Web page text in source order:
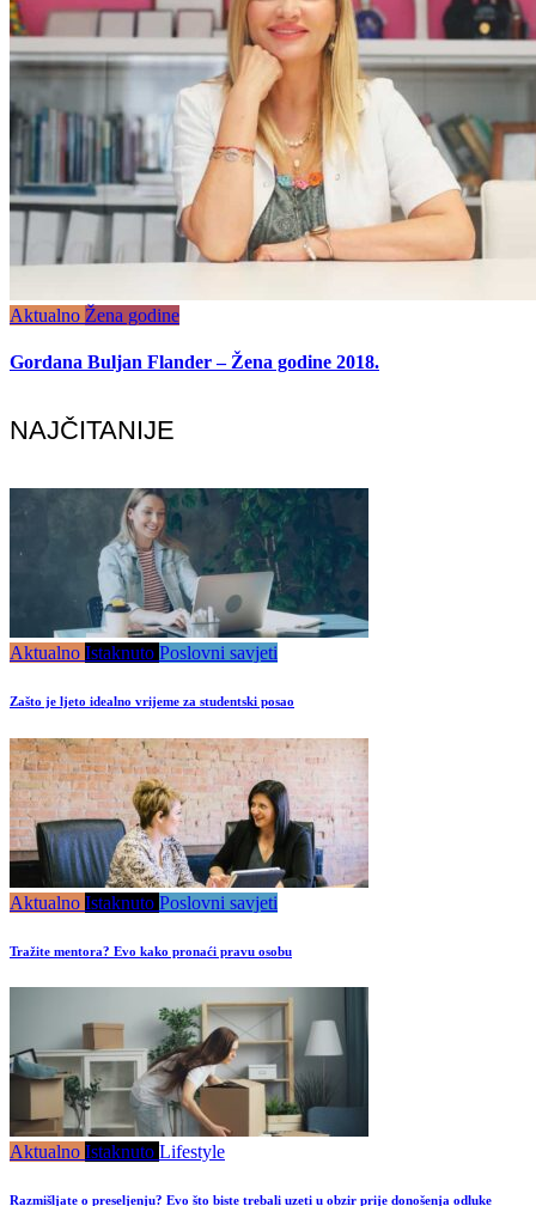
Aktualno Žena godine
Gordana Buljan Flander – Žena godine 2018.
NAJČITANIJE
Aktualno Istaknuto Poslovni savjeti
Zašto je ljeto idealno vrijeme za studentski posao
Aktualno Istaknuto Poslovni savjeti
Tražite mentora? Evo kako pronaći pravu osobu
Aktualno Istaknuto Lifestyle
Razmišljate o preseljenju? Evo što biste trebali uzeti u obzir prije donošenja odluke